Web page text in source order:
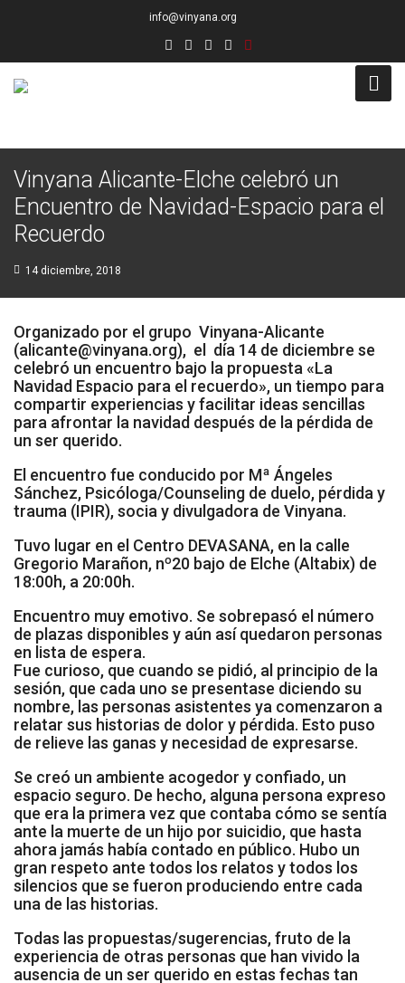
info@vinyana.org
Conócenos
Socios Fundadores
Junta Directiva
Docentes
Socios de Número
Socios Colaboradores
Colaboramos con
Formaciones
Nuestra propuesta de formación
Realizadas
Acompañamiento
Noticias
Vídeos
Cómo Colaborar
Vinyana Alicante-Elche celebró un
Encuentro de Navidad-Espacio para el
Recuerdo
14 diciembre, 2018
Organizado por el grupo Vinyana-Alicante
(alicante@vinyana.org), el día 14 de diciembre se
celebró un encuentro bajo la propuesta «La
Navidad Espacio para el recuerdo», un tiempo para
compartir experiencias y facilitar ideas sencillas
para afrontar la navidad después de la pérdida de
un ser querido.
El encuentro fue conducido por Mª Ángeles
Sánchez, Psicóloga/Counseling de duelo, pérdida y
trauma (IPIR), socia y divulgadora de Vinyana.
Tuvo lugar en el Centro DEVASANA, en la calle
Gregorio Marañon, nº20 bajo de Elche (Altabix) de
18:00h, a 20:00h.
Encuentro muy emotivo. Se sobrepasó el número
de plazas disponibles y aún así quedaron personas
en lista de espera.
Fue curioso, que cuando se pidió, al principio de la
sesión, que cada uno se presentase diciendo su
nombre, las personas asistentes ya comenzaron a
relatar sus historias de dolor y pérdida. Esto puso
de relieve las ganas y necesidad de expresarse.
Se creó un ambiente acogedor y confiado, un
espacio seguro. De hecho, alguna persona expreso
que era la primera vez que contaba cómo se sentía
ante la muerte de un hijo por suicidio, que hasta
ahora jamás había contado en público. Hubo un
gran respeto ante todos los relatos y todos los
silencios que se fueron produciendo entre cada
una de las historias.
Todas las propuestas/sugerencias, fruto de la
experiencia de otras personas que han vivido la
ausencia de un ser querido en estas fechas tan